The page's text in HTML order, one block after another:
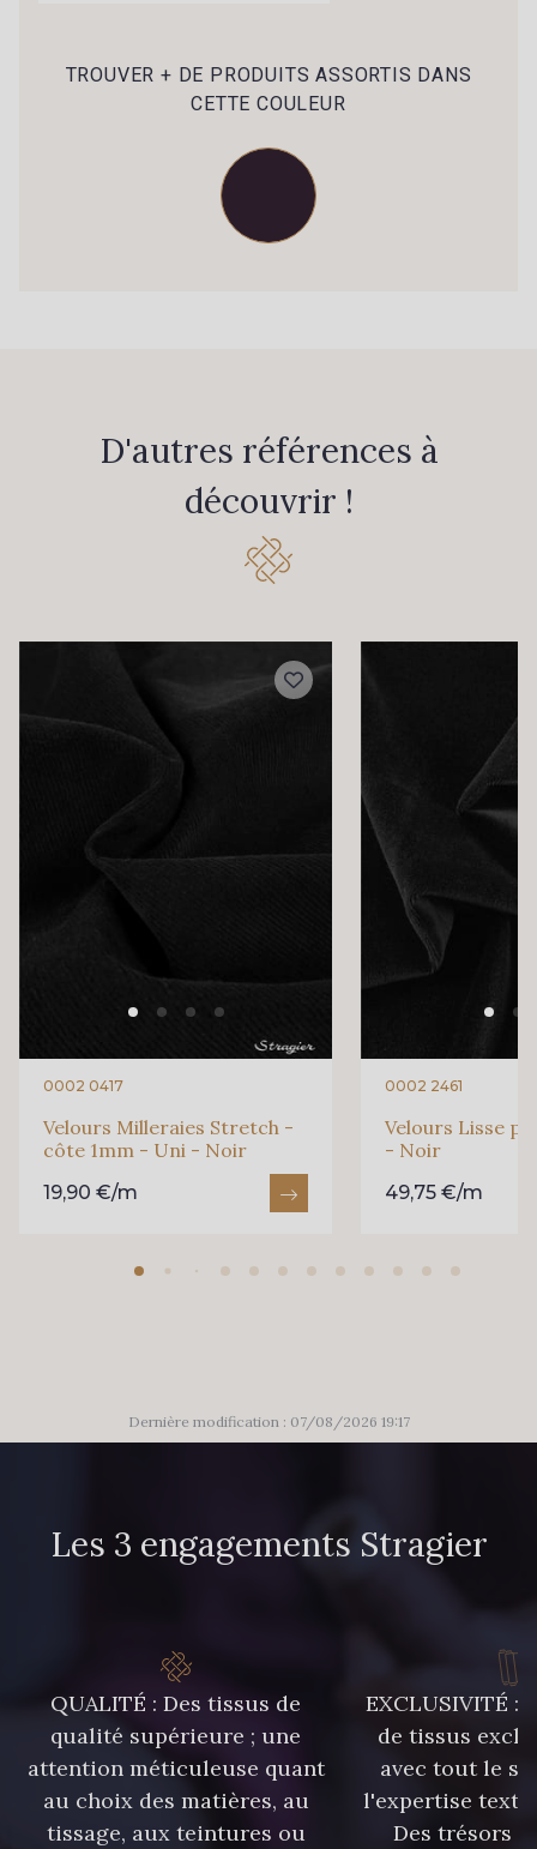
TROUVER + DE PRODUITS ASSORTIS DANS
CETTE COULEUR
D'autres références à
découvrir !
0002 0417
Velours Milleraies Stretch -
côte 1mm - Uni - Noir
19,90 €/m
0002 2461
Velours Lisse
- Noir
49,75 €/m
Dernière modification : 07/08/2026 19:17
Les 3 engagements Stragier
QUALITÉ : Des tissus de
qualité supérieure ; une
attention méticuleuse quant
au choix des matières, au
tissage, aux teintures ou
EXCLUSIVITÉ :
de tissus
avec tout le
l'expertise
Des trésors